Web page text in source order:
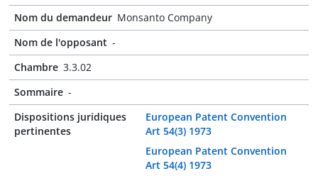
Nom du demandeur Monsanto Company
Nom de l'opposant -
Chambre 3.3.02
Sommaire -
Dispositions juridiques
pertinentes
European Patent Convention
Art 54(3) 1973
European Patent Convention
Art 54(4) 1973